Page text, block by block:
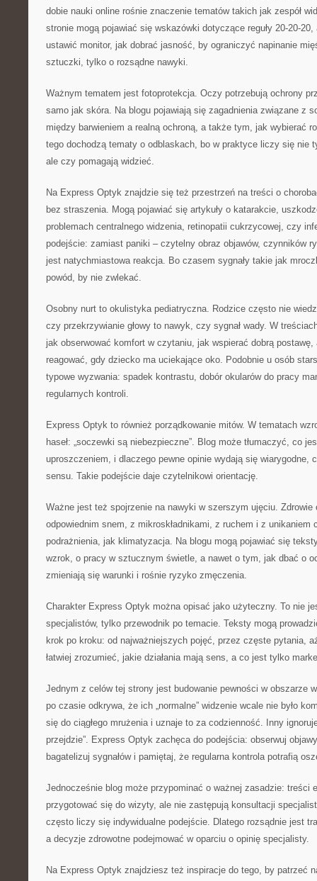
dobie nauki online rośnie znaczenie tematów takich jak zespół
stronie mogą pojawiać się wskazówki dotyczące reguły 20-20-
ustawić monitor, jak dobrać jasność, by ograniczyć napinanie
sztuczki, tylko o rozsądne nawyki.
Ważnym tematem jest fotoprotekcja. Oczy potrzebują ochrony
samo jak skóra. Na blogu pojawiają się zagadnienia związane z
między barwieniem a realną ochroną, a także tym, jak wybierać
tego dochodzą tematy o odblaskach, bo w praktyce liczy się nie
ale czy pomagają widzieć.
Na Express Optyk znajdzie się też przestrzeń na treści o
bez straszenia. Mogą pojawiać się artykuły o katarakcie,
problemach centralnego widzenia, retinopatii cukrzycowej, czy
podejście: zamiast paniki – czytelny obraz objawów, czynników
jest natychmiastowa reakcja. Bo czasem sygnały takie jak
powód, by nie zwlekać.
Osobny nurt to okulistyka pediatryczna. Rodzice często nie
czy przekrzywianie głowy to nawyk, czy sygnał wady. W
jak obserwować komfort w czytaniu, jak wspierać dobrą
reagować, gdy dziecko ma uciekające oko. Podobnie u osób
typowe wyzwania: spadek kontrastu, dobór okularów do pracy
regularnych kontroli.
Express Optyk to również porządkowanie mitów. W tematach
haseł: „soczewki są niebezpieczne”. Blog może tłumaczyć, co
uproszczeniem, i dlaczego pewne opinie wydają się wiarygodne,
sensu. Takie podejście daje czytelnikowi orientację.
Ważne jest też spojrzenie na nawyki w szerszym ujęciu. Zdrowie
odpowiednim snem, z mikroskładnikami, z ruchem i z unikaniem
podrażnienia, jak klimatyzacja. Na blogu mogą pojawiać się
wzrok, o pracy w sztucznym świetle, a nawet o tym, jak dbać o
zmieniają się warunki i rośnie ryzyko zmęczenia.
Charakter Express Optyk można opisać jako użyteczny. To nie
specjalistów, tylko przewodnik po temacie. Teksty mogą
krok po kroku: od najważniejszych pojęć, przez częste pytania,
łatwiej zrozumieć, jakie działania mają sens, a co jest tylko
Jednym z celów tej strony jest budowanie pewności w obszarze
po czasie odkrywa, że ich „normalne” widzenie wcale nie było
się do ciągłego mrużenia i uznaje to za codzienność. Inny
przejdzie”. Express Optyk zachęca do podejścia: obserwuj
bagatelizuj sygnałów i pamiętaj, że regularna kontrola potrafią
Jednocześnie blog może przypominać o ważnej zasadzie: treści
przygotować się do wizyty, ale nie zastępują konsultacji
często liczy się indywidualne podejście. Dlatego rozsądnie jest
a decyzje zdrowotne podejmować w oparciu o opinię specjalisty.
Na Express Optyk znajdziesz też inspiracje do tego, by patrzeć